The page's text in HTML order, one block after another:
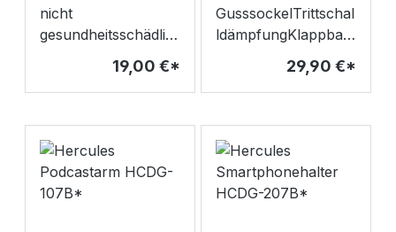
Lieferumfang
enthalten! (9V DC
Minuspol innen)
nicht
gesundheitsschädlic
h- lang anhaltend-
Made in Germany-
Gewicht: 5kg
19,00 €*
GusssockelTrittschal
ldämpfungKlappbar
er FußSchwere
AusführungGalgen
81 cmHöhe 90 - 160
us 40 cmGewicht
3,2 kg
29,90 €*